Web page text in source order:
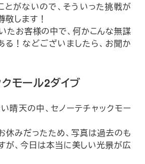
とがないので、そういった挑戦が
敬します！
たお客様の中で、何かこんな無謀
る！などございましたら、お聞か
モール2ダイブ
晴天の中、セノーテチャックモー
休みだったため、写真は過去のも
が、今日は本当に美しい光景が広